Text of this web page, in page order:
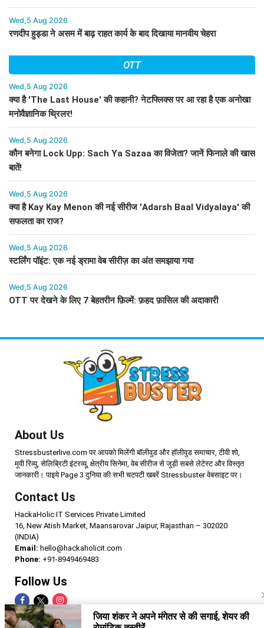
Wed,5 Aug 2026
रणदीप हुड्डा ने असम में बाढ़ राहत कार्य के बाद दिखाया मानवीय चेहरा
OTT
Wed,5 Aug 2026
क्या है 'The Last House' की कहानी? नेटफ्लिक्स पर आ रहा है एक अनोखा
मनोवैज्ञानिक थ्रिलर!
Wed,5 Aug 2026
कौन बनेगा Lock Upp: Sach Ya Sazaa का विजेता? जानें फिनाले की खास
बातें!
Wed,5 Aug 2026
क्या है Kay Kay Menon की नई सीरीज 'Adarsh Baal Vidyalaya' की
सफलता का राज?
Wed,5 Aug 2026
स्टर्लिंग पॉइंट: एक नई ड्रामा वेब सीरीज़ का अंत समझाया गया
Wed,5 Aug 2026
OTT पर देखने के लिए 7 बेहतरीन फ़िल्में: फ़हद फ़ासिल की अदाकारी
About Us
Stressbusterlive.com पर आपको मिलेंगी बॉलीवुड और हॉलीवुड समाचार, टीवी शो,
मूवी रिव्यु, सेलिब्रिटी इंटरव्यू, क्षेत्रीय सिनेमा, वेब सीरीज से जुड़ी सबसे लेटेस्ट और विस्तृत
जानकारी। पाइये Page 3 दुनिया की सभी चटपटी खबरें Stressbuster वेबसाइट पर।
Contact Us
HackaHolic IT Services Private Limited
16, New Atish Market, Maansarovar Jaipur, Rajasthan – 302020
(INDIA)
Email: hello@hackaholicit.com
Phone: +91-8949469483
Follow Us